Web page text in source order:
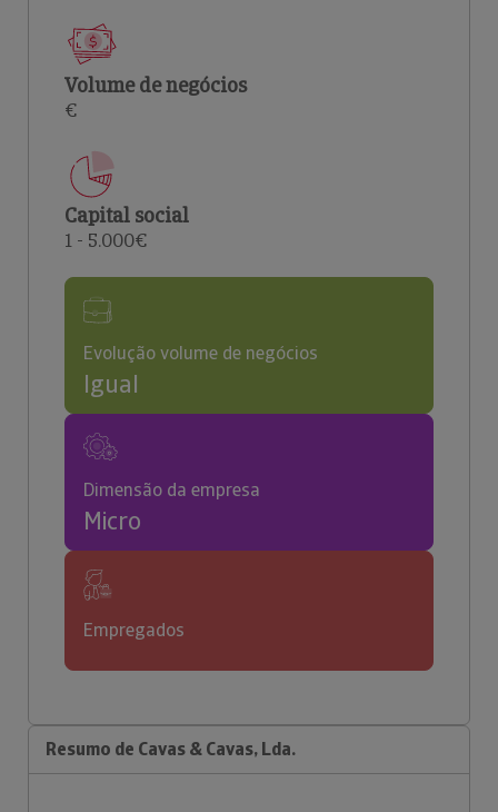
Volume de negócios
€
Capital social
1 - 5.000€
Evolução volume de negócios
Igual
Dimensão da empresa
Micro
Empregados
Resumo de Cavas & Cavas, Lda.